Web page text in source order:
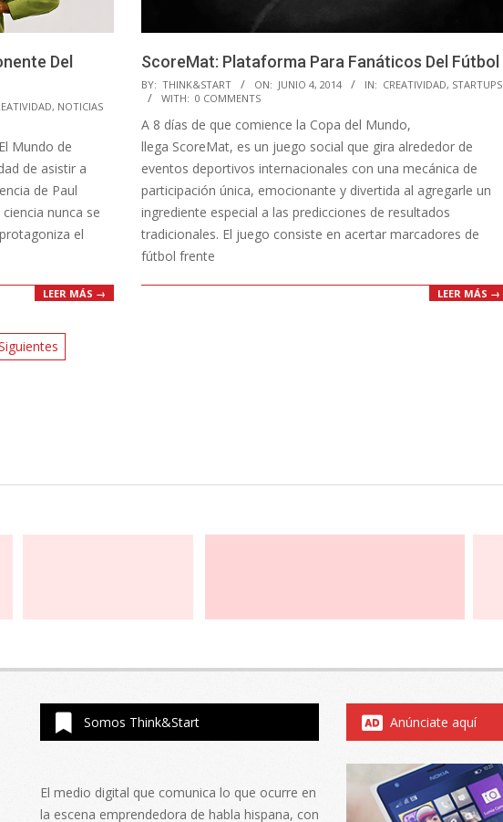
Del
, NOTICIAS
Mundo de
de asistir a
de Paul
nunca se
el
LEER MÁS →
ScoreMat: Plataforma Para Fanáticos Del Fútbol
2014-
06-
04
BY: THINK&START ON: JUNIO 4, 2014 IN: CREATIVIDAD, STARTUPS
WITH: 0 COMMENTS
A 8 días de que comience la Copa del Mundo,
llega ScoreMat, es un juego social que gira alrededor de
eventos deportivos internacionales con una mecánica de
participación única, emocionante y divertida al agregarle un
ingrediente especial a las predicciones de resultados
tradicionales. El juego consiste en acertar marcadores de
fútbol frente
LEER MÁS →
Somos Think&Start
El medio digital que comunica lo que ocurre en
la escena emprendedora de habla hispana, con
Anúnciate aquí